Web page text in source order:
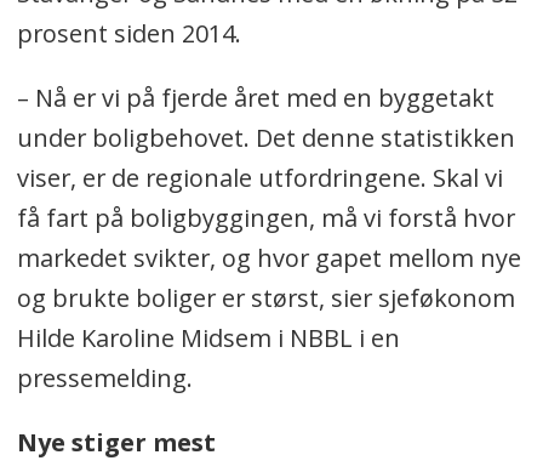
prosent siden 2014.
– Nå er vi på fjerde året med en byggetakt
under boligbehovet. Det denne statistikken
viser, er de regionale utfordringene. Skal vi
få fart på boligbyggingen, må vi forstå hvor
markedet svikter, og hvor gapet mellom nye
og brukte boliger er størst, sier sjeføkonom
Hilde Karoline Midsem i NBBL i en
pressemelding.
Nye stiger mest